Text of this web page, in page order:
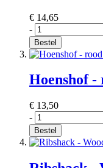
€ 14,65
-
Bestel
Hoenshof -
€ 13,50
-
Bestel